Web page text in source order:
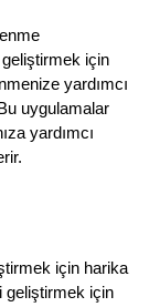
için
yardımcı
uygulamalar
yardımcı
için harika
geliştirmek için